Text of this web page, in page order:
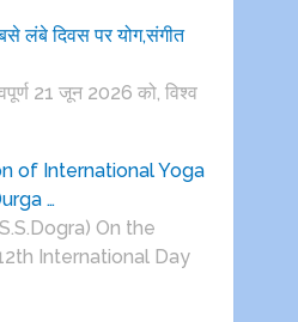
लंबे दिवस पर योग,संगीत
21 जून 2026 को, विश्व
of International Yoga
…
On the
International Day